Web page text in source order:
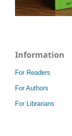
Information
For Readers
For Authors
For Librarians